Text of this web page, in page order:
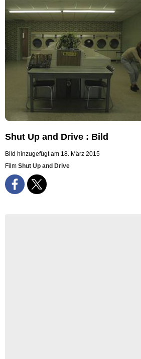
Shut Up and Drive : Bild
Bild hinzugefügt am 18. März 2015
Film Shut Up and Drive